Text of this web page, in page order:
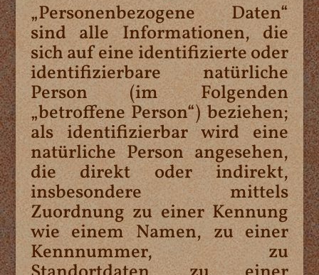
„Personenbezogene Daten“
sind alle Informationen, die
sich auf eine identifizierte oder
identifizierbare natürliche
Person (im Folgenden
„betroffene Person“) beziehen;
als identifizierbar wird eine
natürliche Person angesehen,
die direkt oder indirekt,
insbesondere mittels
Zuordnung zu einer Kennung
wie einem Namen, zu einer
Kennnummer, zu